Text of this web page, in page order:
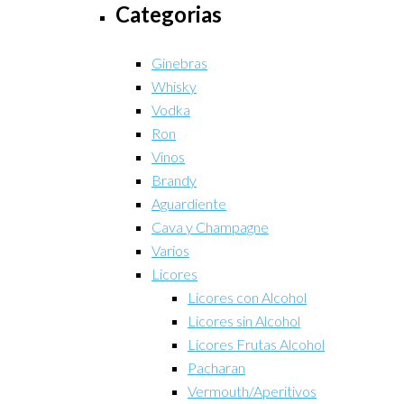
Categorias
Ginebras
Whisky
Vodka
Ron
Vinos
Brandy
Aguardiente
Cava y Champagne
Varios
Licores
Licores con Alcohol
Licores sin Alcohol
Licores Frutas Alcohol
Pacharan
Vermouth/Aperitivos